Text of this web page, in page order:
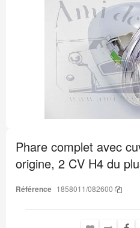
début
de
la
Galerie
d’images
Phare complet avec
origine, 2 CV H4 du
Référence 1858011/082600